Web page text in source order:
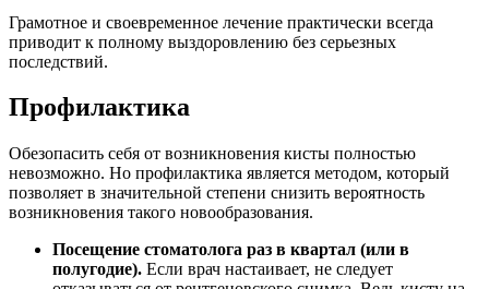
Грамотное и своевременное лечение практически всегда
приводит к полному выздоровлению без серьезных
последствий.
Профилактика
Обезопасить себя от возникновения кисты полностью
невозможно. Но профилактика является методом, который
позволяет в значительной степени снизить вероятность
возникновения такого новообразования.
Посещение стоматолога раз в квартал (или в
полугодие). Если врач настаивает, не следует